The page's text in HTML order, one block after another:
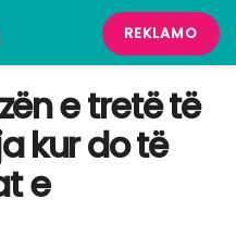
REKLAMO
e tretë të
kur do të
e